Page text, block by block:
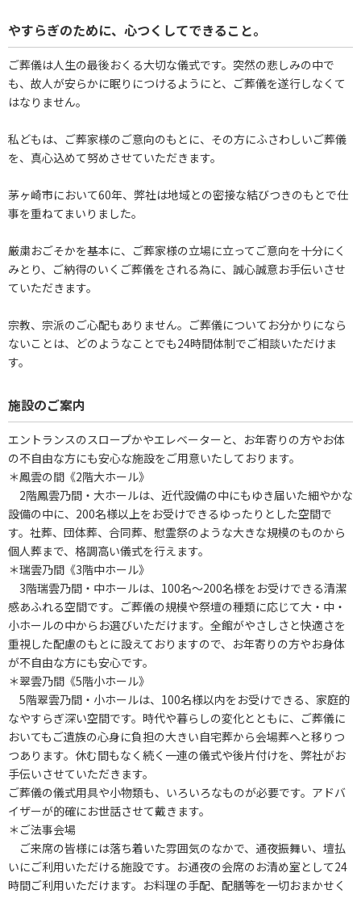
やすらぎのために、心つくしてできること。
ご葬儀は人生の最後おくる大切な儀式です。突然の悲しみの中で
も、故人が安らかに眠りにつけるようにと、ご葬儀を遂行しなくて
はなりません。
私どもは、ご葬家様のご意向のもとに、その方にふさわしいご葬儀
を、真心込めて努めさせていただきます。
茅ヶ崎市において60年、弊社は地域との密接な結びつきのもとで仕
事を重ねてまいりました。
厳粛おごそかを基本に、ご葬家様の立場に立ってご意向を十分にく
みとり、ご納得のいくご葬儀をされる為に、誠心誠意お手伝いさせ
ていただきます。
宗教、宗派のご心配もありません。ご葬儀についてお分かりになら
ないことは、どのようなことでも24時間体制でご相談いただけま
す。
施設のご案内
エントランスのスロープかやエレベーターと、お年寄りの方やお体
の不自由な方にも安心な施設をご用意いたしております。
＊鳳雲の間《2階大ホール》
2階鳳雲乃間・大ホールは、近代設備の中にもゆき届いた細やかな
設備の中に、200名様以上をお受けできるゆったりとした空間で
す。社葬、団体葬、合同葬、慰霊祭のような大きな規模のものから
個人葬まで、格調高い儀式を行えます。
＊瑞雲乃間《3階中ホール》
3階瑞雲乃間・中ホールは、100名～200名様をお受けできる清潔
感あふれる空間です。ご葬儀の規模や祭壇の種類に応じて大・中・
小ホールの中からお選びいただけます。全館がやさしさと快適さを
重視した配慮のもとに設えておりますので、お年寄りの方やお身体
が不自由な方にも安心です。
＊翠雲乃間《5階小ホール》
5階翠雲乃間・小ホールは、100名様以内をお受けできる、家庭的
なやすらぎ深い空間です。時代や暮らしの変化とともに、ご葬儀に
おいてもご遺族の心身に負担の大きい自宅葬から会場葬へと移りつ
つあります。休む間もなく続く一連の儀式や後片付けを、弊社がお
手伝いさせていただきます。
ご葬儀の儀式用具や小物類も、いろいろなものが必要です。アドバ
イザーが的確にお世話させて戴きます。
＊ご法事会場
ご来席の皆様には落ち着いた雰囲気のなかで、通夜振舞い、壇払
いにご利用いただける施設です。お通夜の会席のお清め室として24
時間ご利用いただけます。お料理の手配、配膳等を一切おまかせく